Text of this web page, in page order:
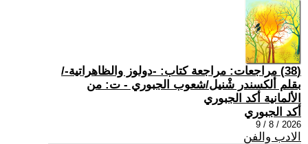
(38) مراجعات: مراجعة كتاب: -دولوز والظاهراتية-/
بقلم ألكسندر شْنيل/شعوب الجبوري - ت: من
الألمانية أكد الجبوري
أكد الجبوري
2026 / 8 / 9
الادب والفن